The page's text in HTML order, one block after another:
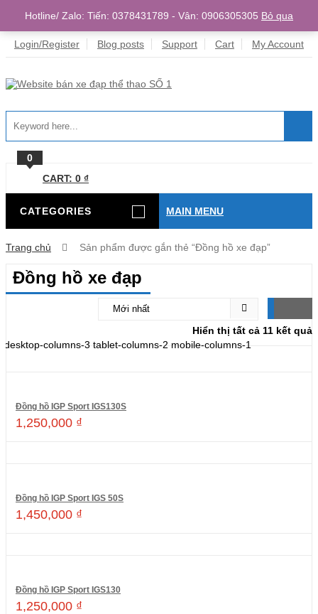
Home
Login/Register Blog posts Support Cart My Account
0
CART: 0 ₫
CATEGORIES MAIN MENU
Trang chủ Sản phẩm được gắn thẻ “Đồng hồ xe đạp”
Đồng hồ xe đạp
Hiển thị tất cả 11 kết quả
desktop-columns-3 tablet-columns-2 mobile-columns-1
Đồng hồ IGP Sport IGS130S
1,250,000 ₫
Đồng hồ IGP Sport IGS 50S
1,450,000 ₫
Đồng hồ IGP Sport IGS130
1,250,000 ₫
Hotline/ Zalo: Tiến: 0378431789 - Vân: 0906305305 Bỏ qua